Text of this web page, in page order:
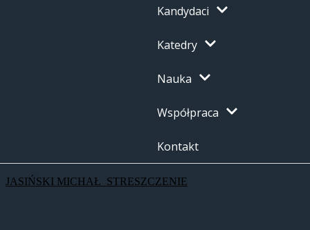
Kandydaci
Katedry
Nauka
Współpraca
Kontakt
JASIŃSKI MICHAŁ_STRESZCZENIE